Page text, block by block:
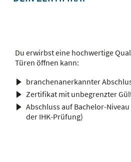
Du erwirbst eine hochwertige
Türen öffnen kann:
branchenanerkannter
Zertifikat mit unbegrenzter
Abschluss auf Bachelor-Niveau
der IHK-Prüfung)